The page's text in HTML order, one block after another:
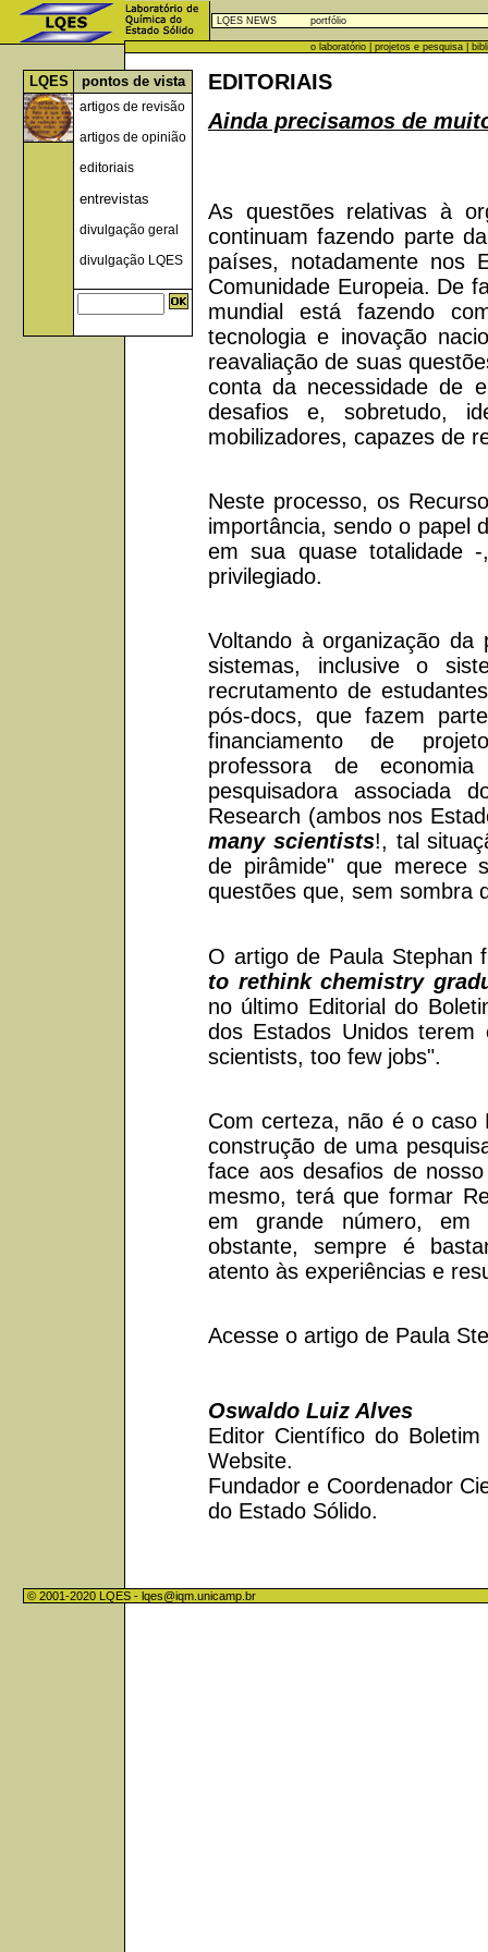
LQES NEWS portfólio
o laboratório projetos e pesquisa
LQES pontos de vista
artigos de revisão
artigos de opinião
editoriais
entrevistas
divulgação geral
divulgação LQES
EDITORIAIS
Ainda precisamos de
As questões relativas à
continuam fazendo parte
países, notadamente nos
Comunidade Europeia. De
mundial está fazendo
tecnologia e inovação
reavaliação de suas
conta da necessidade de
desafios e, sobretudo,
mobilizadores, capazes de
Neste processo, os
importância, sendo o papel
em sua quase
privilegiado.
Voltando à organização da
sistemas, inclusive o
recrutamento de
pós-docs, que fazem
financiamento de
professora de
pesquisadora associada
Research (ambos nos
many scientists!, tal
de pirâmide" que merece
questões que, sem sombra
O artigo de Paula
to rethink chemistry
no último Editorial do
dos Estados Unidos
scientists, too few jobs".
Com certeza, não é o caso
construção de uma
face aos desafios de
mesmo, terá que formar
em grande número, em
obstante, sempre é
atento às experiências e
Acesse o artigo de Paula
Oswaldo Luiz Alves
Editor Científico do
Website.
Fundador e Coordenador
do Estado Sólido.
© 2001-2020 LQES - lqes@iqm.unicamp.br